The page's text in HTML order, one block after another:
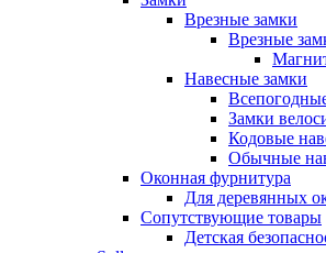
Врезные замки
Врезные
Навесные замки
Замки
Кодовые
Обычные
Оконная фурнитура
Для деревянных
Сопутствующие товары
Детская